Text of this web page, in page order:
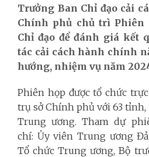
Trưởng Ban Chỉ đạo cải
Chính phủ chủ trì Phiên
Chỉ đạo để đánh giá kết
tác cải cách hành chính
hướng, nhiệm vụ năm
Phiên họp được tổ chức
trụ sở Chính phủ với 63
Trung ương. Tham dự
chí: Ủy viên Trung ương
Tổ chức Trung ương, Bộ